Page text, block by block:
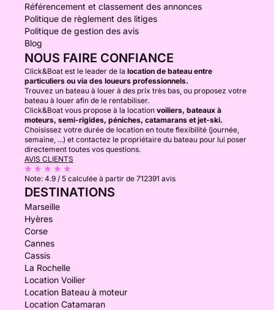
Référencement et classement des annonces
Politique de règlement des litiges
Politique de gestion des avis
Blog
NOUS FAIRE CONFIANCE
Click&Boat est le leader de la location de bateau entre
particuliers ou via des loueurs professionnels.
Trouvez un bateau à louer à des prix très bas, ou proposez votre
bateau à louer afin de le rentabiliser.
Click&Boat vous propose à la location voiliers, bateaux à
moteurs, semi-rigides, péniches, catamarans et jet-ski.
Choisissez votre durée de location en toute flexibilité (journée,
semaine, ...) et contactez le propriétaire du bateau pour lui poser
directement toutes vos questions.
AVIS CLIENTS
Note: 4.9 / 5 calculée à partir de 712391 avis
DESTINATIONS
Marseille
Hyères
Corse
Cannes
Cassis
La Rochelle
Location Voilier
Location Bateau à moteur
Location Catamaran